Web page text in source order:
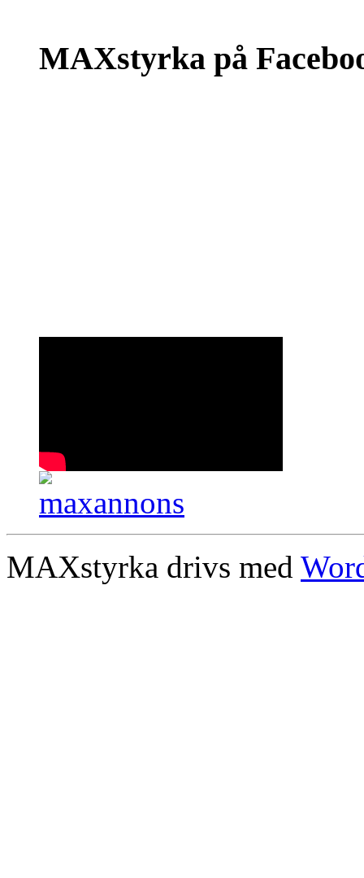
MAXstyrka på
MAXstyrka drivs med